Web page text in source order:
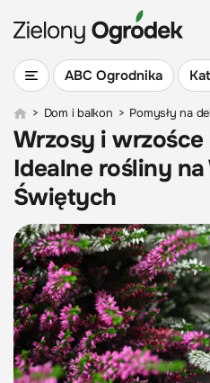
ABC Ogrodnika
> Dom i balkon > Pomysły na
Wrzosy i wrzośce
Idealne rośliny
Świętych